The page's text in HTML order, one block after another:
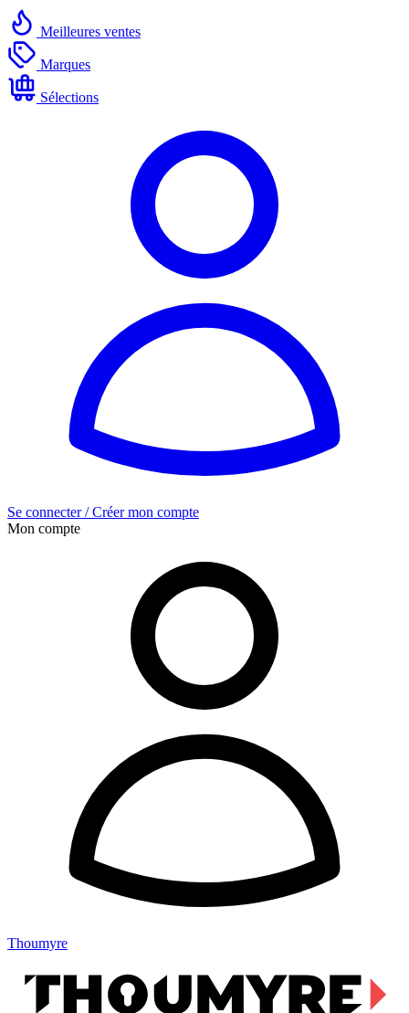
Meilleures ventes
Marques
Sélections
Se connecter / Créer mon compte
Mon compte
Thoumyre